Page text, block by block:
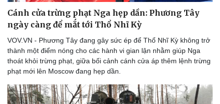
Văn hóa
Sân khấu - Điện ảnh
Âm nhạc
Di sản
Giải trí
Sao Việt
Cánh cửa trừng phạt Nga hẹp dần: Phương Tây
ngày càng để mắt tới Thổ Nhĩ Kỳ
VOV.VN - Phương Tây đang gây sức ép để Thổ Nhĩ Kỳ không trở
thành một điểm nóng cho các hành vi gian lận nhằm giúp Nga
thoát khỏi trừng phạt, giữa bối cảnh cánh cửa áp thêm lệnh trừng
phạt mới lên Moscow đang hẹp dần.